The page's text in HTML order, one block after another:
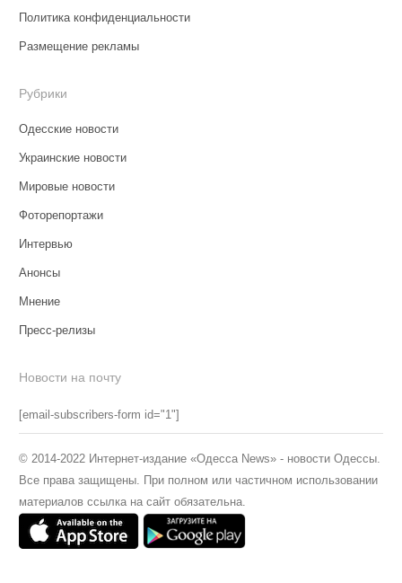
Политика конфиденциальности
Размещение рекламы
Рубрики
Одесские новости
Украинские новости
Мировые новости
Фоторепортажи
Интервью
Анонсы
Мнение
Пресс-релизы
Новости на почту
[email-subscribers-form id="1"]
© 2014-2022 Интернет-издание «Одесса News» - новости Одессы.
Все права защищены. При полном или частичном использовании
материалов ссылка на сайт обязательна.